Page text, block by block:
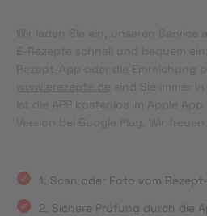
1. Scan oder Foto vom
2. Sichere Prüfung durch die